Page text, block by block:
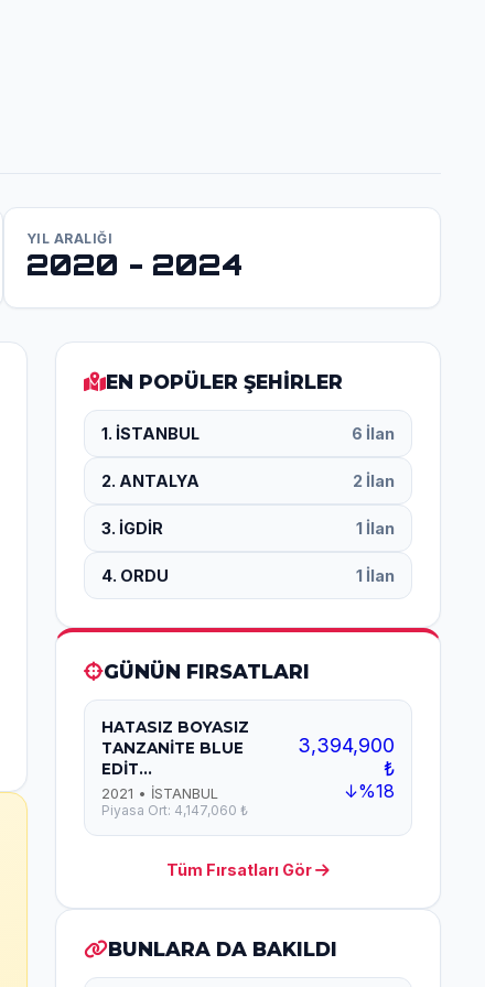
YIL ARALIĞI
2020 - 2024
EN POPÜLER ŞEHİRLER
1. İSTANBUL 6 İlan
2. ANTALYA 2 İlan
3. İGDİR 1 İlan
4. ORDU 1 İlan
GÜNÜN FIRSATLARI
HATASIZ BOYASIZ
TANZANİTE BLUE
EDİT...
2021 • İSTANBUL
Piyasa Ort: 4,147,060 ₺
3,394,900
₺
↓%18
Tüm Fırsatları Gör
BUNLARA DA BAKILDI